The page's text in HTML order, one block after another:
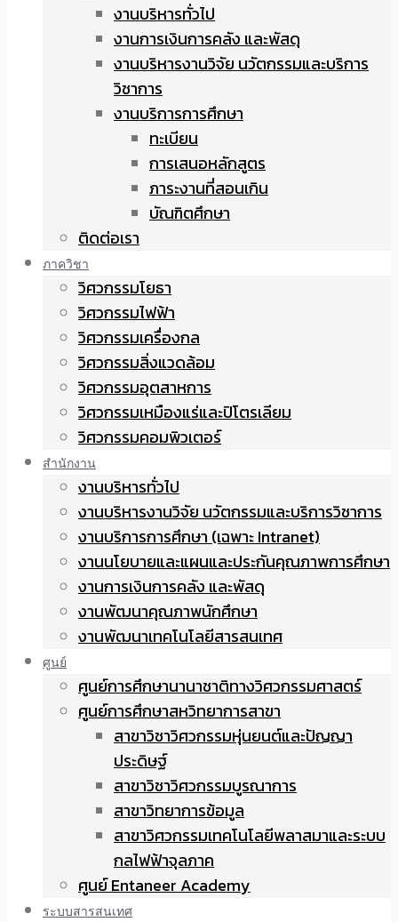
งานบริหารทั่วไป
งานการเงินการคลัง และพัสดุ
งานบริหารงานวิจัย นวัตกรรมและบริการ
วิชาการ
งานบริการการศึกษา
ทะเบียน
การเสนอหลักสูตร
ภาระงานที่สอนเกิน
บัณฑิตศึกษา
ติดต่อเรา
ภาควิชา
วิศวกรรมโยธา
วิศวกรรมไฟฟ้า
วิศวกรรมเครื่องกล
วิศวกรรมสิ่งแวดล้อม
วิศวกรรมอุตสาหการ
วิศวกรรมเหมืองแร่และปิโตรเลียม
วิศวกรรมคอมพิวเตอร์
สำนักงาน
งานบริหารทั่วไป
งานบริหารงานวิจัย นวัตกรรมและบริการวิชาการ
งานบริการการศึกษา (เฉพาะ Intranet)
งานนโยบายและแผนและประกันคุณภาพการศึกษา
งานการเงินการคลัง และพัสดุ
งานพัฒนาคุณภาพนักศึกษา
งานพัฒนาเทคโนโลยีสารสนเทศ
ศูนย์
ศูนย์การศึกษานานาชาติทางวิศวกรรมศาสตร์
ศูนย์การศึกษาสหวิทยาการสาขา
สาขาวิชาวิศวกรรมหุ่นยนต์และปัญญา
ประดิษฐ์
สาขาวิชาวิศวกรรมบูรณาการ
สาขาวิทยาการข้อมูล
สาขาวิศวกรรมเทคโนโลยีพลาสมาและระบบ
กลไฟฟ้าจุลภาค
ศูนย์ Entaneer Academy
ระบบสารสนเทศ